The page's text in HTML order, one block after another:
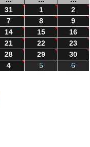
31 1
2
7 8
9
14 15
16
21 22
23
28 29
30
4 5 6